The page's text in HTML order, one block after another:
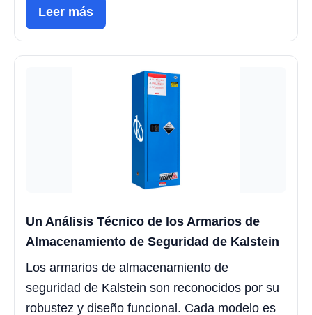
Leer más
Un Análisis Técnico de los Armarios de
Almacenamiento de Seguridad de Kalstein
Los armarios de almacenamiento de
seguridad de Kalstein son reconocidos por su
robustez y diseño funcional. Cada modelo es